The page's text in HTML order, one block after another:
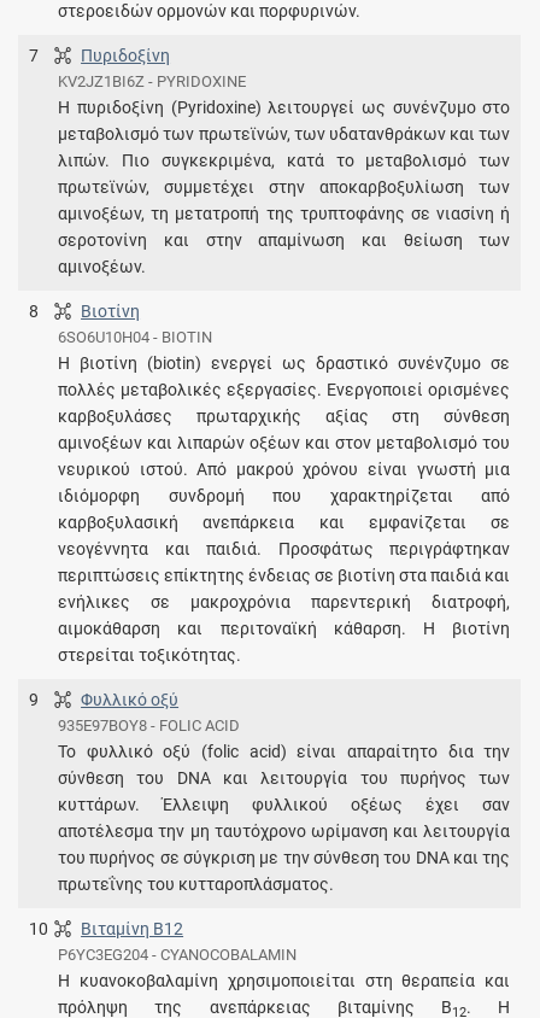
στεροειδών ορμονών και πορφυρινών.
7 Πυριδοξίνη
KV2JZ1BI6Z - PYRIDOXINE
Η πυριδοξίνη (Pyridoxine) λειτουργεί ως συνένζυμο στο
μεταβολισμό των πρωτεϊνών, των υδατανθράκων και των
λιπών. Πιο συγκεκριμένα, κατά το μεταβολισμό των
πρωτεϊνών, συμμετέχει στην αποκαρβοξυλίωση των
αμινοξέων, τη μετατροπή της τρυπτοφάνης σε νιασίνη ή
σεροτονίνη και στην απαμίνωση και θείωση των
αμινοξέων.
8 Βιοτίνη
6SO6U10H04 - BIOTIN
Η βιοτίνη (biotin) ενεργεί ως δραστικό συνένζυμο σε
πολλές μεταβολικές εξεργασίες. Ενεργοποιεί ορισμένες
καρβοξυλάσες πρωταρχικής αξίας στη σύνθεση
αμινοξέων και λιπαρών οξέων και στον μεταβολισμό του
νευρικού ιστού. Από μακρού χρόνου είναι γνωστή μια
ιδιόμορφη συνδρομή που χαρακτηρίζεται από
καρβοξυλασική ανεπάρκεια και εμφανίζεται σε
νεογέννητα και παιδιά. Προσφάτως περιγράφτηκαν
περιπτώσεις επίκτητης ένδειας σε βιοτίνη στα παιδιά και
ενήλικες σε μακροχρόνια παρεντερική διατροφή,
αιμοκάθαρση και περιτοναϊκή κάθαρση. Η βιοτίνη
στερείται τοξικότητας.
9 Φυλλικό οξύ
935E97BOY8 - FOLIC ACID
Το φυλλικό οξύ (folic acid) είναι απαραίτητο δια την
σύνθεση του DNA και λειτουργία του πυρήνος των
κυττάρων. Έλλειψη φυλλικού οξέως έχει σαν
αποτέλεσμα την μη ταυτόχρονο ωρίμανση και λειτουργία
του πυρήνος σε σύγκριση με την σύνθεση του DNA και της
πρωτεΐνης του κυτταροπλάσματος.
10 Βιταμίνη B12
P6YC3EG204 - CYANOCOBALAMIN
Η κυανοκοβαλαμίνη χρησιμοποιείται στη θεραπεία και
πρόληψη της ανεπάρκειας βιταμίνης Β12. Η